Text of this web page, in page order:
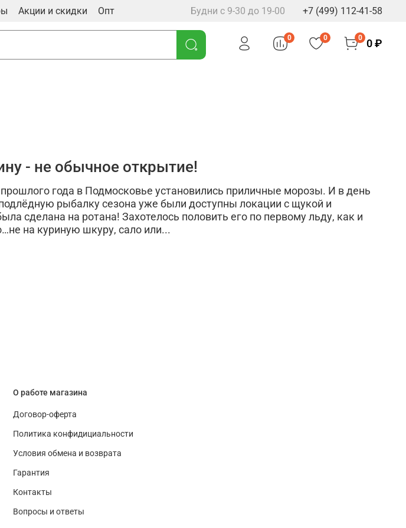
Акции и скидки Опт Будни с 9-30 до 19-00 +7 (499) 112-41-58
0 0 0 0 ₽
- не обычное открытие!
года в Подмосковье установились приличные морозы. И в день
рыбалку сезона уже были доступны локации с щукой и
сделана на ротана! Захотелось половить его по первому льду, как и
на куриную шкуру, сало или...
О работе магазина
Договор-оферта
Политика конфидициальности
Условия обмена и возврата
Гарантия
Контакты
Вопросы и ответы